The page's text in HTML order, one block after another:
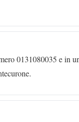
0131080035 e in